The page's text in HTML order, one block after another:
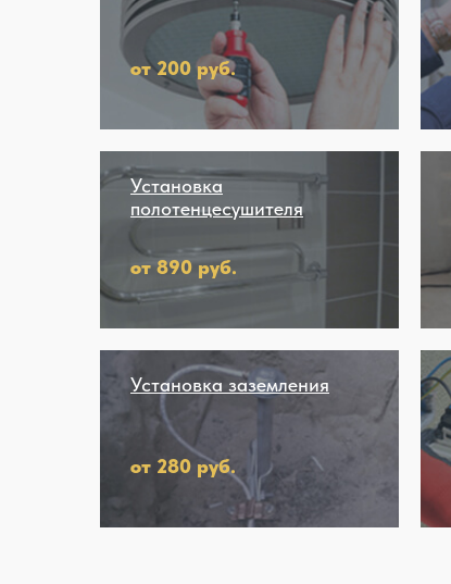
от 200 руб.
Установка
полотенцесушителя
от 890 руб.
Установка заземления
от 280 руб.